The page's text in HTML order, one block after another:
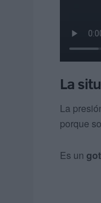
La
La
porque
Es un